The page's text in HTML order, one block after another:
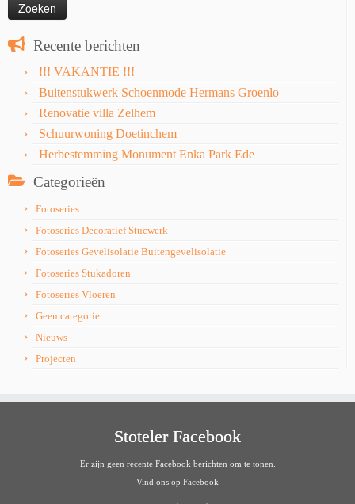
Recente berichten
!!! VAKANTIE !!!
Buitenstukwerk Schoenmode Hermans Groenlo
Renovatie villa Zelhem
Schuurwoning Doetinchem
Herbestemming Monument Enka Park Ede
Categorieën
Fotoseries
Fotoseries Decoratief Stucwerk
Fotoseries Gevelisolatie Buitengevelisolatie
Fotoseries Stukadoren
Fotoseries Vloeren
Geen categorie
Nieuws
Projecten
Stoteler Facebook
Er zijn geen recente Facebook berichten om te tonen.
Vind ons op Facebook